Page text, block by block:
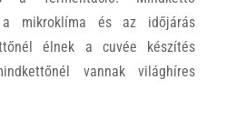
mikroklíma és az időjárás
élnek a cuvée készítés
vannak világhíres